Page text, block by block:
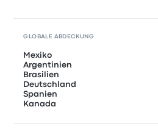
GLOBALE ABDECKUNG
Mexiko
Argentinien
Brasilien
Deutschland
Spanien
Kanada